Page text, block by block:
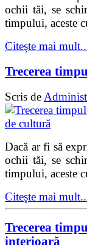
ochii tăi, se
timpului, aceste
Citeşte mai
Trecerea
Scris de
Dacă ar fi să
ochii tăi, se
timpului, aceste
Citeşte mai
Trecerea
interioară